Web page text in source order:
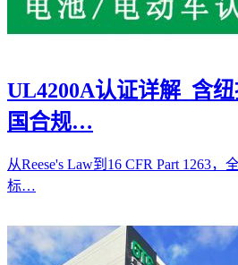
UL4200A认证详解_含
国合规…
从Reese's Law到16 CFR Part 1263，
标…